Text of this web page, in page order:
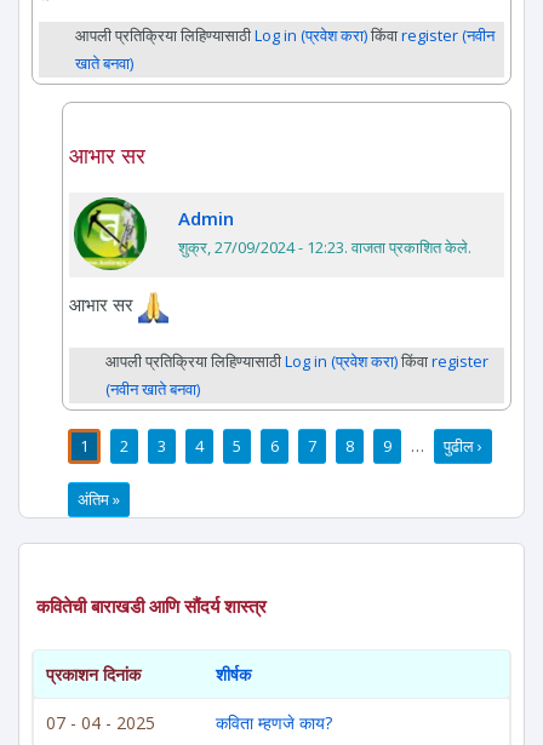
आपली प्रतिक्रिया लिहिण्यासाठीLog in (प्रवेश करा)किंवाregister (नवीन
खाते बनवा)
आभार सर
Admin
शुक्र, 27/09/2024 - 12:23. वाजता प्रकाशित केले.
आभार सर
आपली प्रतिक्रिया लिहिण्यासाठीLog in (प्रवेश करा)किंवाregister
(नवीन खाते बनवा)
पाने 1 2 3 4 5 6 7 8 9 … पुढील ›
अंतिम »
कवितेची बाराखडी आणि सौंदर्य शास्त्र
प्रकाशन दिनांक शीर्षक
07 - 04 - 2025 कविता म्हणजे काय?